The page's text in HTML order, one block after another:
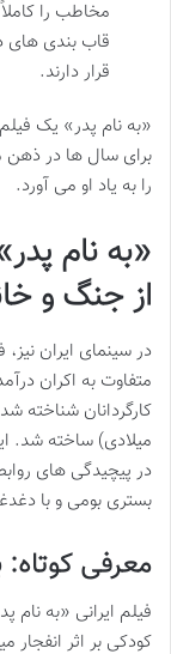
مخاطب را
قاب بندی های
قرار دارند.
«به نام پدر» یک
برای سال ها در ذهن
را به یاد او می آورد.
از جنگ و
در سینمای ایران
متفاوت به اکران
میلادی) ساخته شد.
در پیچیدگی های
بستری بومی و با
معرفی
فیلم ایرانی «به
کودکی بر اثر انفجار